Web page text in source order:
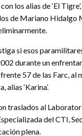
los alias de ‘El Tigre’,
los de Mariano Hidalgo
si esos
durante un
57 de las Farc, al
alias ‘Karina’.
traslados al
del CTI,
plena.